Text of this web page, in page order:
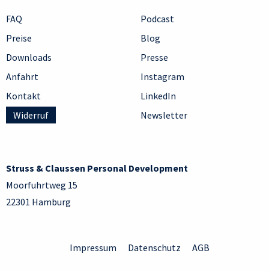
FAQ
Preise
Downloads
Anfahrt
Kontakt
Widerruf
Podcast
Blog
Presse
Instagram
LinkedIn
Newsletter
Struss & Claussen Personal Development
Moorfuhrtweg 15
22301 Hamburg
Impressum Datenschutz AGB